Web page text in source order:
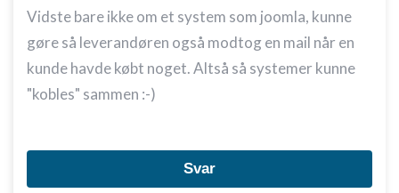
Vidste bare ikke om et system som joomla, kunne
gøre så leverandøren også modtog en mail når en
kunde havde købt noget. Altså så systemer kunne
"kobles" sammen :-)
Svar